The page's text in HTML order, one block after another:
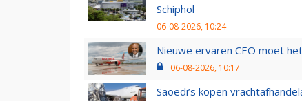
Schiphol
06-08-2026, 10:24
Nieuwe ervaren CEO moet
06-08-2026, 10:17
Saoedi’s kopen